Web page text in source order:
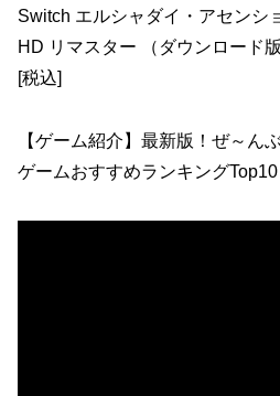
Switch エルシャダイ・アセンシ
HD リマスター （ダウンロード
[税込]
【ゲーム紹介】最新版！ぜ～ん
ゲームおすすめランキングTop10